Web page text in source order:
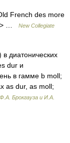
French des more
> …
New Collegiate
диатонических
dur и
в гамме b moll;
as dur, as moll;
Брокгауза и И.А.